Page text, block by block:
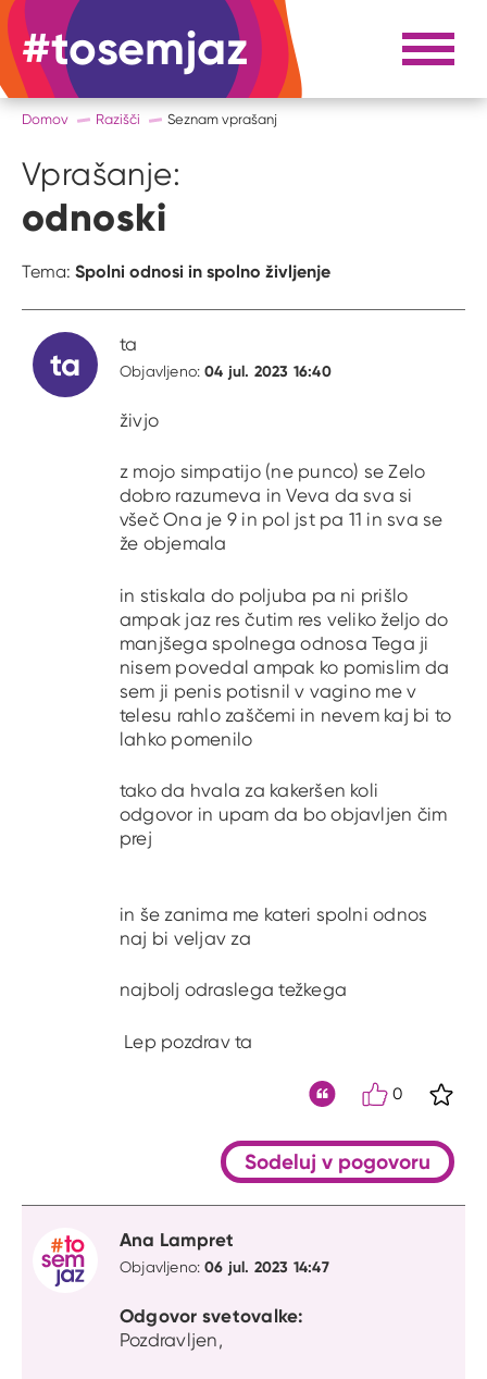
#tosemjaz #to sem jaz Razpri
Domov Razišči Seznam vprašanj
Vprašanje:
odnoski
Tema: Spolni odnosi in spolno življenje
ta
ta
Objavljeno:04 jul. 2023 16:40
živjo
z mojo simpatijo (ne punco) se Zelo
dobro razumeva in Veva da sva si
všeč Ona je 9 in pol jst pa 11 in sva se
že objemala
in stiskala do poljuba pa ni prišlo
ampak jaz res čutim res veliko željo do
manjšega spolnega odnosa Tega ji
nisem povedal ampak ko pomislim da
sem ji penis potisnil v vagino me v
telesu rahlo zaščemi in nevem kaj bi to
lahko pomenilo
tako da hvala za kakeršen koli
odgovor in upam da bo objavljen čim
prej
in še zanima me kateri spolni odnos
naj bi veljav za
najbolj odraslega težkega
Lep pozdrav ta
0
Sodeluj v pogovoru
Ana Lampret
Objavljeno:06 jul. 2023 14:47
Odgovor svetovalke:
Pozdravljen,